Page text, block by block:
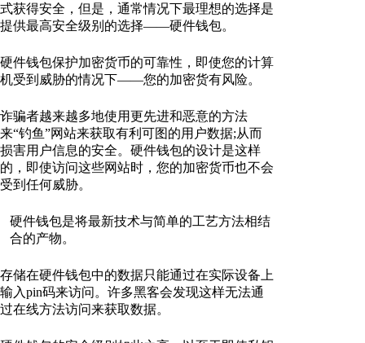
式获得安全，但是，通常情况下最理想的选择是
提供最高安全级别的选择——硬件钱包。
硬件钱包保护加密货币的可靠性，即使您的计算
机受到威胁的情况下——您的加密货有风险。
诈骗者越来越多地使用更先进和恶意的方法
来“钓鱼”网站来获取有利可图的用户数据;从而
损害用户信息的安全。硬件钱包的设计是这样
的，即使访问这些网站时，您的加密货币也不会
受到任何威胁。
硬件钱包是将最新技术与简单的工艺方法相结
合的产物。
存储在硬件钱包中的数据只能通过在实际设备上
输入pin码来访问。许多黑客会发现这样无法通
过在线方法访问来获取数据。